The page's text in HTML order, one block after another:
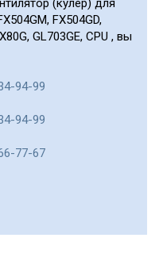
(кулер) для
FX504GD,
GL703GE, CPU , вы
94-99
94-99
77-67